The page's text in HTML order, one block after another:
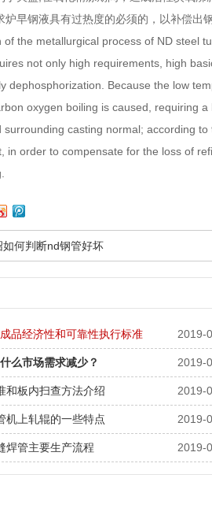
炉早钢液具有过热度的必须的，以补偿出
the metallurgical process of ND steel
not only high requirements, high
dephosphorization. Because the low
oxygen boiling is caused, requiring
casting normal; according
in order to compensate for the loss of
如何判断nd钢管好坏
2019-
品经济性和可靠性执行标准
2019-
么市场需求减少？
2019-
和板内扫查方法介绍
2019-
机上轧辊的一些特点
2019-
焊管主要生产流程